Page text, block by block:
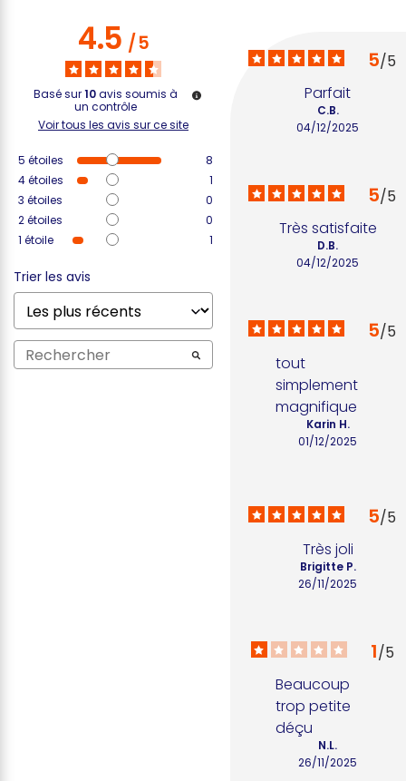
4.5/5
Basé sur10 avis soumis à
un contrôle
Voir tous les avis sur ce site
5 étoiles
8
4étoiles
1
3 étoiles
0
2étoiles
0
1 étoile 1
Trier les avis
5/5
Parfait
04/12/2025
C.B.
5/5
Très satisfaite
04/12/2025
D.B.
5/5
tout
simplement
magnifique
01/12/2025
Karin H.
5/5
Très joli
26/11/2025
Brigitte P.
1/5
Beaucoup
trop petite
déçu
26/11/2025
N.L.